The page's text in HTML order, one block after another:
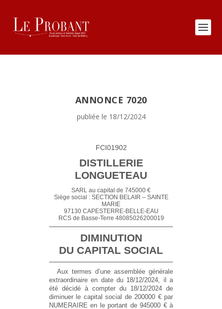
ANNONCE 7020
publiée le 18/12/2024
FCI01902
DISTILLERIE
LONGUETEAU
SARL au capital de 745000 €
Siège social : SECTION BELAIR – SAINTE
MARIE
97130 CAPESTERRE-BELLE-EAU
RCS de Basse-Terre 48085026200019
DIMINUTION
DU CAPITAL SOCIAL
Aux termes d’une assemblée générale
extraordinaire en date du 18/12/2024, il a
été décidé à compter du 18/12/2024 de
diminuer le capital social de 200000 € par
NUMERAIRE en le portant de 945000 € à